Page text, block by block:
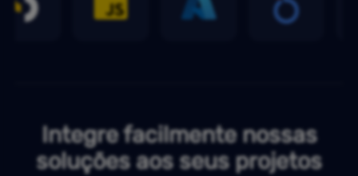
Integre facilmente nossas
soluções aos seus projetos